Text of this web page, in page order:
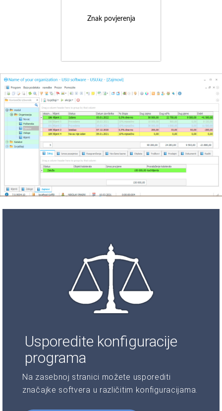
Znak povjerenja
Usporedite konfiguracije
programa
Na zasebnoj stranici možete usporediti
značajke softvera u različitim konfiguracijama.